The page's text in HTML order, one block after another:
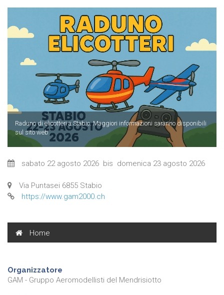
Raduno di elicotteri a Stabio. Maggiori informazioni saranno disponibili
sul sito web.
sabato 22 agosto 2026 bis domenica 23 agosto 2026
Via Puntasei 6855 Stabio
https://www.gam2000.ch
Home
Organizzatore
GAM - Gruppo Aeromodellisti del Mendrisiotto